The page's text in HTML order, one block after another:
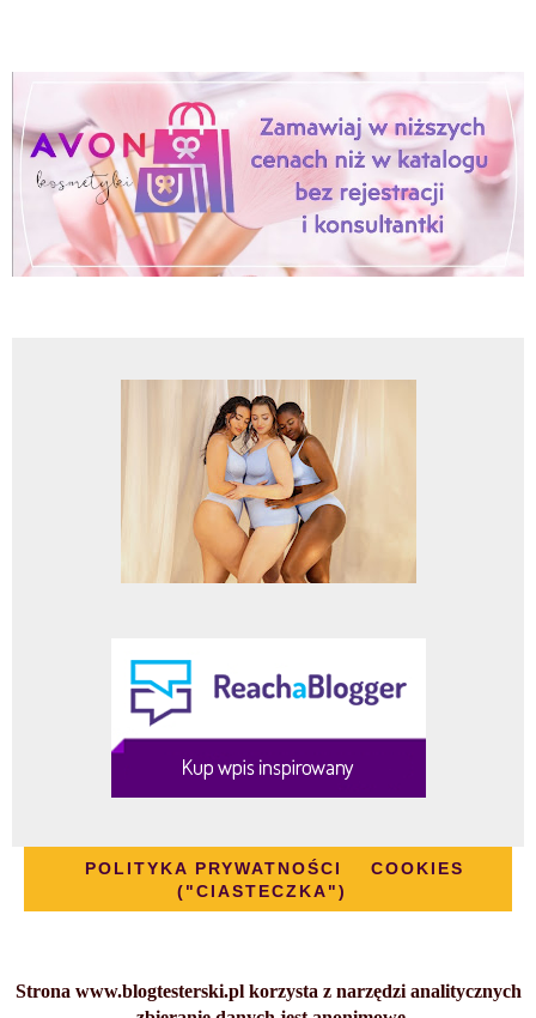
POLITYKA PRYWATNOŚCI
COOKIES
("CIASTECZKA")
Strona www.blogtesterski.pl korzysta z narzędzi analitycznych